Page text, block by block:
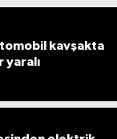
kavşakta
yaralı